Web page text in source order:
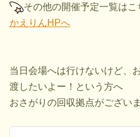
その他の開催予定一覧はこ
かえりんHPへ
当日会場へは行けないけど、
渡したいよー！という方へ
おさがりの回収拠点がございま